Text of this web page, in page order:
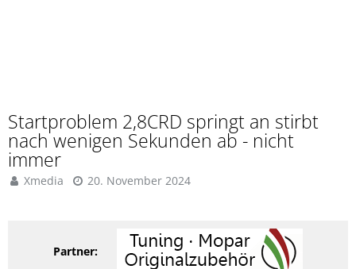
Startproblem 2,8CRD springt an stirbt
nach wenigen Sekunden ab - nicht
immer
Xmedia 20. November 2024
Partner: